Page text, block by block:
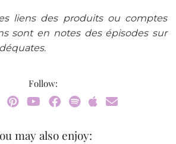
liens des produits ou comptes
sont en notes des épisodes sur
Follow:
may also enjoy: